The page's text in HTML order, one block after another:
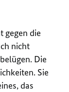
gegen die
nicht
Die
Sie
das